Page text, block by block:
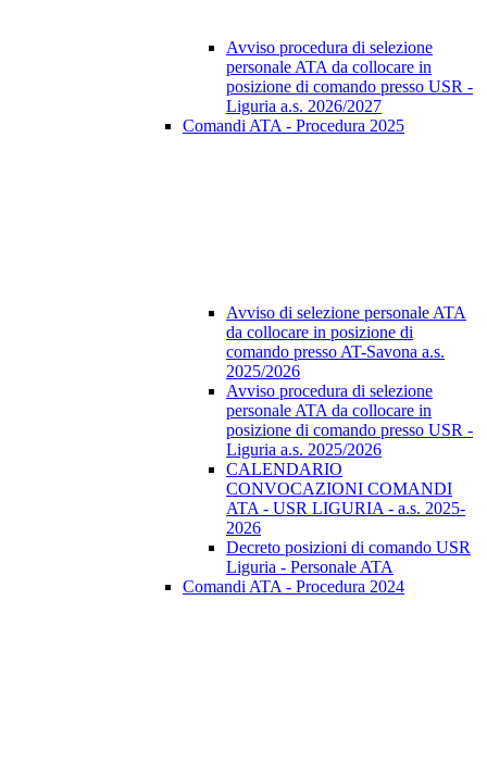
Avviso procedura di selezione
personale ATA da collocare in
posizione di comando presso USR -
Liguria a.s. 2026/2027
Comandi ATA - Procedura 2025
Avviso di selezione personale ATA
da collocare in posizione di
comando presso AT-Savona a.s.
2025/2026
Avviso procedura di selezione
personale ATA da collocare in
posizione di comando presso USR -
Liguria a.s. 2025/2026
CALENDARIO
CONVOCAZIONI COMANDI
ATA - USR LIGURIA - a.s. 2025-
2026
Decreto posizioni di comando USR
Liguria - Personale ATA
Comandi ATA - Procedura 2024